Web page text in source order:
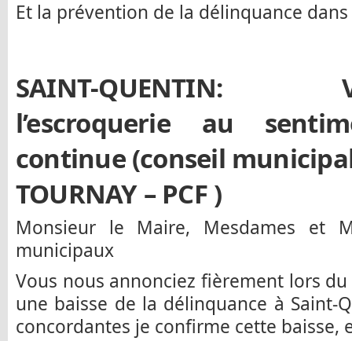
Et la prévention de la délinquance
SAINT-QUENTIN:
l’escroquerie au
continue (conseil
TOURNAY – PCF )
Monsieur le Maire, Mesdames et
municipaux
Vous nous annonciez fièrement lors
une baisse de la délinquance à Saint-
concordantes je confirme cette baisse,